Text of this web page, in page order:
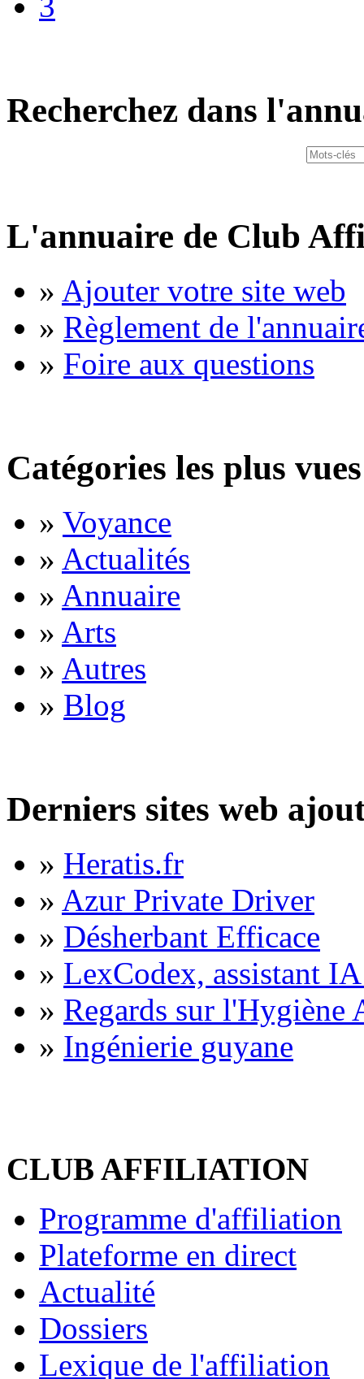
Recherchez dans
L'annuaire de Club
» Ajouter votre site web
» Règlement de
» Foire aux questions
Catégories les plus vues
» Voyance
» Actualités
» Annuaire
» Arts
» Autres
» Blog
Derniers sites web
» Heratis.fr
» Azur Private Driver
» Désherbant Efficace
» LexCodex, assistant
» Regards sur l'Hygiène
» Ingénierie guyane
CLUB AFFILIATION
Programme d'affiliation
Plateforme en direct
Actualité
Dossiers
Lexique de l'affiliation